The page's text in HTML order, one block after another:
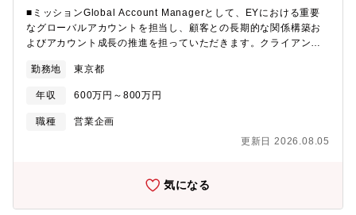
■ミッションGlobal Account Managerとして、EYにおける重要
なグローバルアカウントを担当し、顧客との長期的な関係構築お
よびアカウント成長の推進を担っていただきます。クライアン
ムをつなぐハブとして、顧客の経営課題や成長戦略を深く理解
し、新たなビジネス機会の創出をリードいただきます。また、ア
カウント戦略の策定から案件創出、売上管理、ステークホルダー
マネジメントまで幅広く担当し、グローバル規模でアカウント価
予定チームにおける産休取得予定者の人員補充により、1名を募集
職が担っていたアカウント戦略の推進、社内関係者との連携、案
件パイプライン管理などの実務を分担し、チーム全体の業務負荷
を適正化することも目的としています。■主な業務内容①アカウン
勤務地 東京都
年収 600万円～800万円
職種
営業企画
更新日 2026.08.05
気になる